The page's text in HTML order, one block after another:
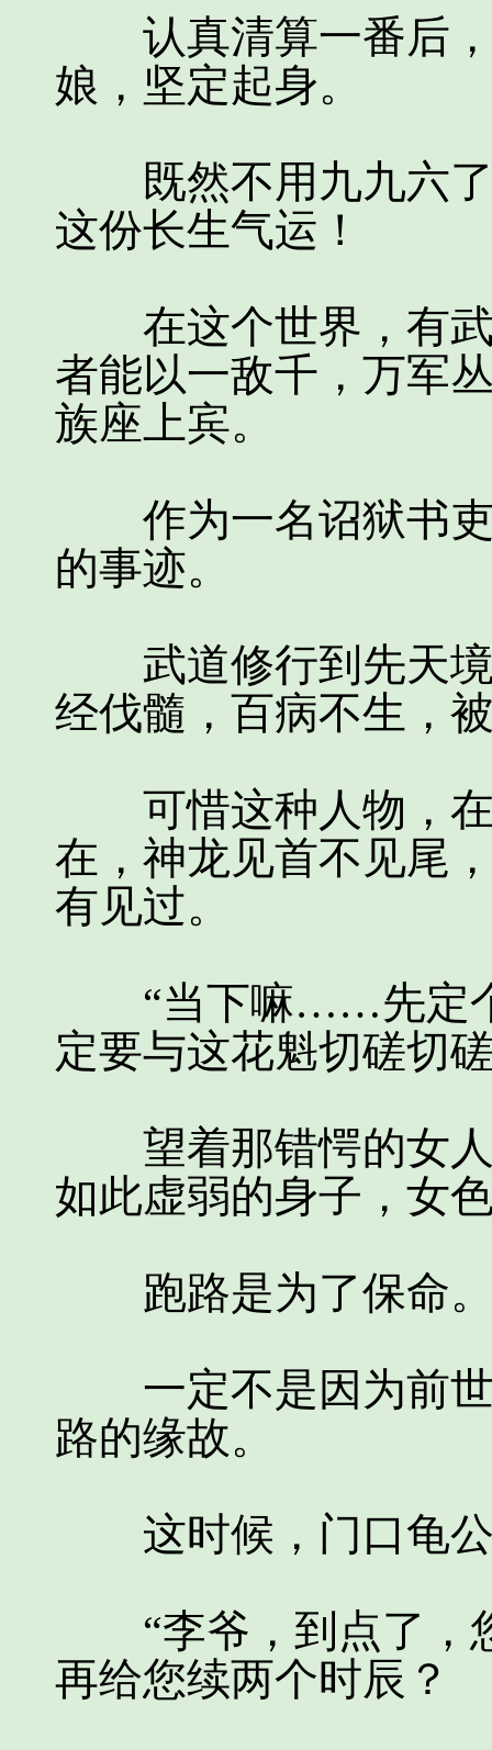
认真清算一番后，
娘，坚定起身。
既然不用九九六了
这份长生气运！
在这个世界，有武
者能以一敌千，万军
族座上宾。
作为一名诏狱书吏
的事迹。
武道修行到先天境
经伐髓，百病不生，
可惜这种人物，在
在，神龙见首不见尾
有见过。
“当下嘛……先定个
定要与这花魁切磋切
望着那错愕的女人
如此虚弱的身子，女
跑路是为了保命
一定不是因为前世
路的缘故。
这时候，门口龟公
“李爷，到点了，
再给您续两个时辰？